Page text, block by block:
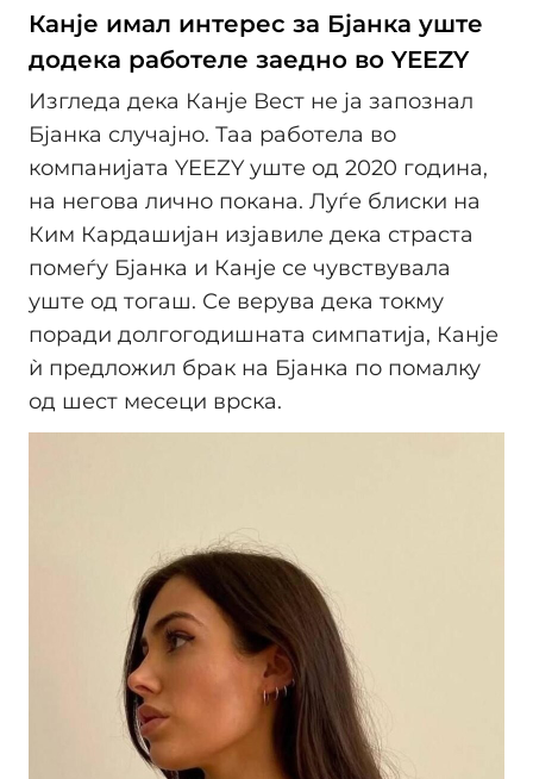
Канје имал интерес за Бјанка уште
додека работеле заедно во YEEZY
Изгледа дека Канје Вест не ја запознал
Бјанка случајно. Таа работела во
компанијата YEEZY уште од 2020 година,
на негова лично покана. Луѓе блиски на
Ким Кардашијан изјавиле дека страста
помеѓу Бјанка и Канје се чувствувала
уште од тогаш. Се верува дека токму
поради долгогодишната симпатија, Канје
ѝ предложил брак на Бјанка по помалку
од шест месеци врска.